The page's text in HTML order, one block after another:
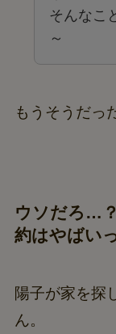
そんなこ
～
もうそうだっ
ウソだろ…
約はやばい
陽子が家を探
ん。